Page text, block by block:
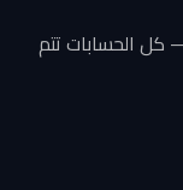
كل الحسابات تتم